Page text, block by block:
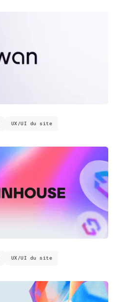
UX/UI du site
UX/UI du site